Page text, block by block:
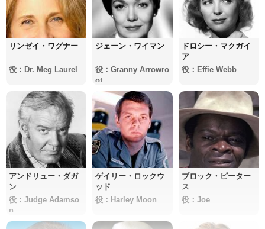
リンゼイ・ワグナー
役：Dr. Meg Laurel
ジェーン・ワイマン
役：Granny Arrowro
ot
ドロシー・マクガイ
ア
役：Effie Webb
アンドリュー・ダガ
ン
役：Judge Adamso
n
ゲイリー・ロックウ
ッド
役：Harley Moon
ブロック・ピーター
ス
役：Joe